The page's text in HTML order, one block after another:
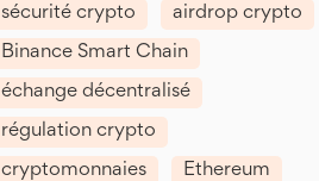
sécurité crypto airdrop crypto
Binance Smart Chain
échange décentralisé
régulation crypto
cryptomonnaies Ethereum